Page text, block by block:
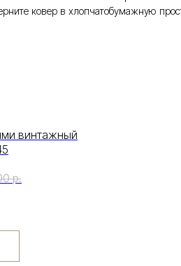
ковер в хлопчатобумажную
винтажный
р.